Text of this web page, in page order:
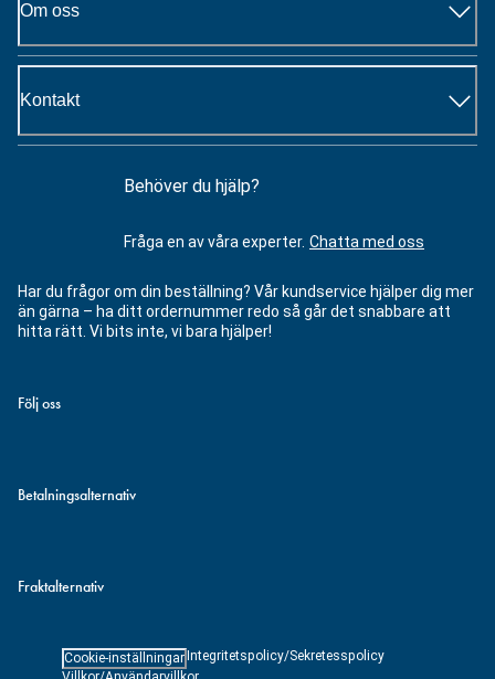
Om oss
Kontakt
Behöver du hjälp?
Fråga en av våra experter. Chatta med oss
Har du frågor om din beställning? Vår kundservice hjälper dig mer
än gärna – ha ditt ordernummer redo så går det snabbare att
hitta rätt. Vi bits inte, vi bara hjälper!
Följ oss
Betalningsalternativ
Fraktalternativ
Cookie-inställningar Integritetspolicy/Sekretesspolicy